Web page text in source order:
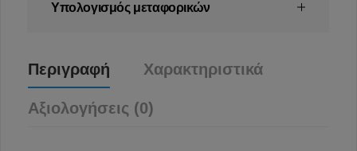
Υπολογισμός μεταφορικών
Περιγραφή Χαρακτηριστικά
Αξιολογήσεις (0)